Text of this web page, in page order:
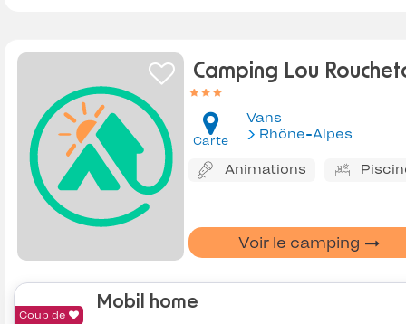
Camping Lou
Carte
Vans
Rhône-Alpes
Animations
Voir le camping
Coup de
Mobil home